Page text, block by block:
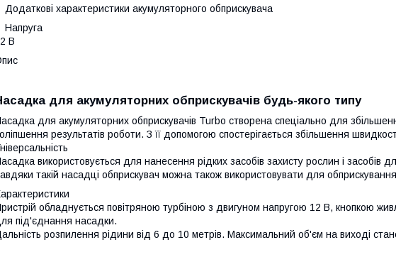
Додаткові характеристики акумуляторного обприскувача
Напруга
В
для акумуляторних обприскувачів будь-якого типу
для акумуляторних обприскувачів Turbo створена спеціально для
результатів роботи. З її допомогою спостерігається збільшення
використовується для нанесення рідких засобів захисту рослин і засобів
такій насадці обприскувач можна також використовувати для
обладнується повітряною турбіною з двигуном напругою 12 В, кнопкою
під'єднання насадки.
розпилення рідини від 6 до 10 метрів. Максимальний об'єм на виході